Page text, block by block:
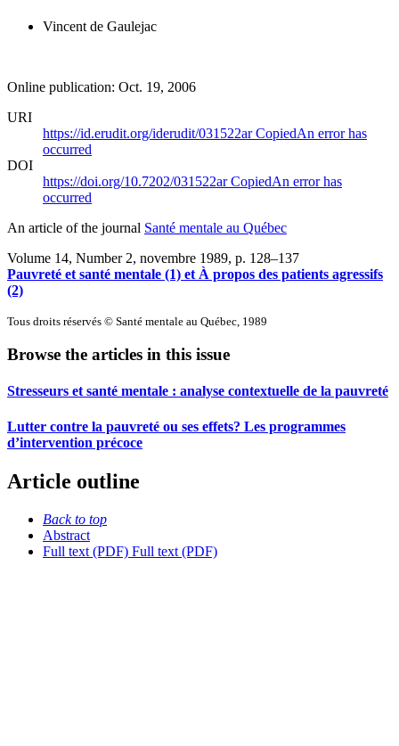
Vincent de Gaulejac
Online publication: Oct. 19, 2006
URI
https://id.erudit.org/iderudit/031522arCopiedAn error has
occurred
DOI
https://doi.org/10.7202/031522arCopiedAn error has
occurred
An article of the journal Santé mentale au Québec
Volume 14, Number 2, novembre 1989, p. 128–137
Pauvreté et santé mentale (1) et À propos des patients agressifs
(2)
Tous droits réservés © Santé mentale au Québec, 1989
Browse the articles in this issue
Stresseurs et santé mentale : analyse contextuelle de la pauvreté
Lutter contre la pauvreté ou ses effets? Les programmes
d’intervention précoce
Article outline
Back to top
Abstract
Full text (PDF) Full text (PDF)